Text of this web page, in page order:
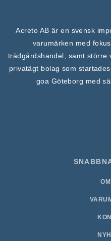
Acreto AB är en svensk
varumärken med
trädgårdshandel, samt större
privatägt bolag som
goa Göteborg med